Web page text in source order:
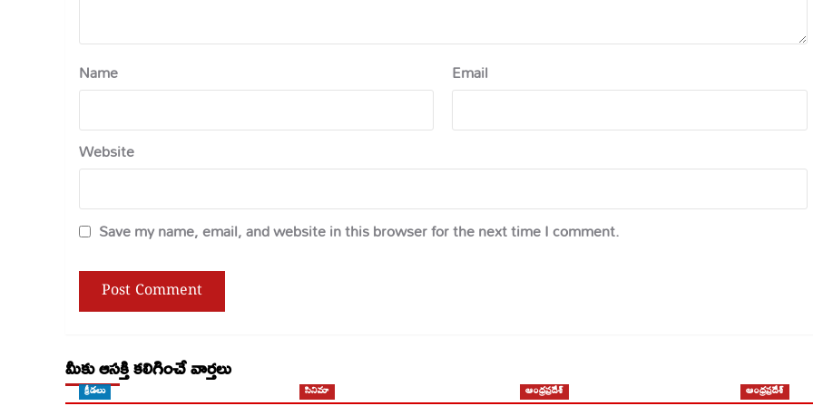
Name Email
Website
Save my name, email, and website in this browser for the next time I comment.
మీకు ఆసక్తి కలిగించే వార్తలు
క్రీడలు సినిమా ఆంధ్రప్రదేశ్ ఆంధ్రప్రదేశ్